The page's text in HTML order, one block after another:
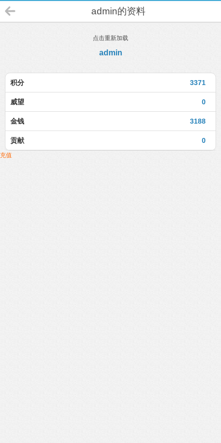
admin的资料
点击重新加载
admin
3371
积分
0
威望
3188
金钱
0
贡献
充值